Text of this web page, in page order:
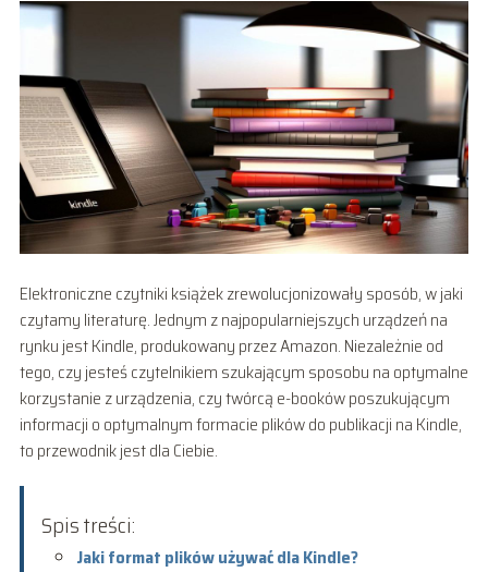
Elektroniczne czytniki książek zrewolucjonizowały sposób, w jaki
czytamy literaturę. Jednym z najpopularniejszych urządzeń na
rynku jest Kindle, produkowany przez Amazon. Niezależnie od
tego, czy jesteś czytelnikiem szukającym sposobu na optymalne
korzystanie z urządzenia, czy twórcą e-booków poszukującym
informacji o optymalnym formacie plików do publikacji na Kindle,
to przewodnik jest dla Ciebie.
Spis treści:
Jaki format plików używać dla Kindle?